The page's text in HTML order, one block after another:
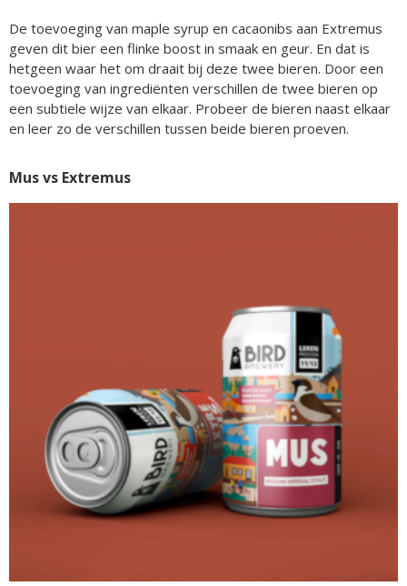
De toevoeging van maple syrup en cacaonibs aan Extremus
geven dit bier een flinke boost in smaak en geur. En dat is
hetgeen waar het om draait bij deze twee bieren. Door een
toevoeging van ingrediënten verschillen de twee bieren op
een subtiele wijze van elkaar. Probeer de bieren naast elkaar
en leer zo de verschillen tussen beide bieren proeven.
Mus vs Extremus